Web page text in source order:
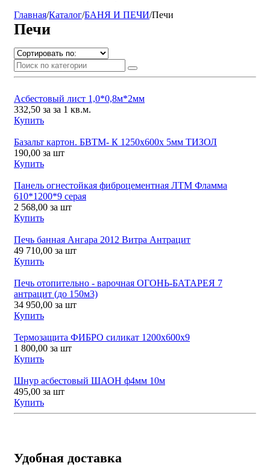
Главная/Каталог/БАНЯ И ПЕЧИ/Печи
Печи
Асбестовый лист 1,0*0,8м*2мм
332,50 за за 1 кв.м.
Купить
Базальт картон. БВТМ- К 1250х600х 5мм ТИЗОЛ
190,00 за шт
Купить
Панель огнестойкая фиброцементная ЛТМ Фламма
610*1200*9 серая
2 568,00 за шт
Купить
Печь банная Ангара 2012 Витра Антрацит
49 710,00 за шт
Купить
Печь отопительно - варочная ОГОНЬ-БАТАРЕЯ 7
антрацит (до 150м3)
34 950,00 за шт
Купить
Термозащита ФИБРО силикат 1200x600x9
1 800,00 за шт
Купить
Шнур асбестовый ШАОН ф4мм 10м
495,00 за шт
Купить
Удобная доставка